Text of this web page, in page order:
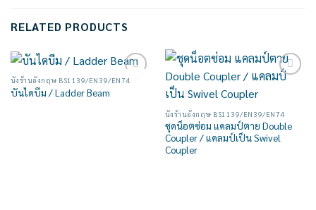
RELATED PRODUCTS
Add to
นั่งร้านอังกฤษ BS1139/EN39/EN74
บันไดบีม / Ladder Beam
นั่งร้านอังกฤษ BS1139/EN39/EN74
ชุดน็อตซ่อม แคลมป์ตาย Double
Coupler / แคลมป์เป็น Swivel
Coupler